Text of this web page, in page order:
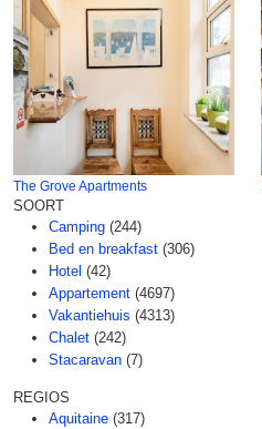
The Grove Apartments
SOORT
Camping (244)
Bed en breakfast (306)
Hotel (42)
Appartement (4697)
Vakantiehuis (4313)
Chalet (242)
Stacaravan (7)
REGIOS
Aquitaine (317)